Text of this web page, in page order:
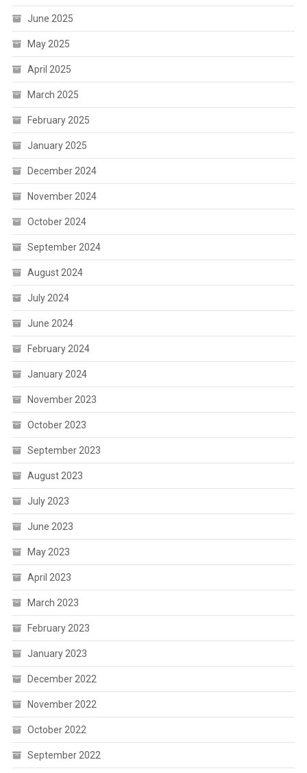
June 2025
May 2025
April 2025
March 2025
February 2025
January 2025
December 2024
November 2024
October 2024
September 2024
August 2024
July 2024
June 2024
February 2024
January 2024
November 2023
October 2023
September 2023
August 2023
July 2023
June 2023
May 2023
April 2023
March 2023
February 2023
January 2023
December 2022
November 2022
October 2022
September 2022